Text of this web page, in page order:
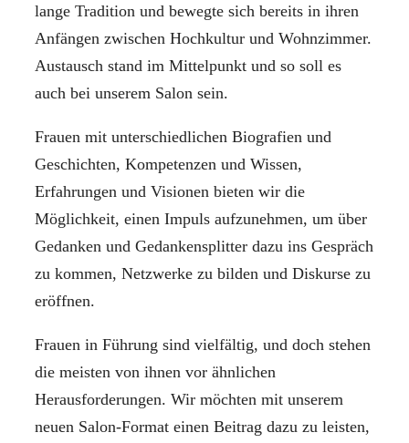
lange Tradition und bewegte sich bereits in ihren
Anfängen zwischen Hochkultur und Wohnzimmer.
Austausch stand im Mittelpunkt und so soll es
auch bei unserem Salon sein.
Frauen mit unterschiedlichen Biografien und
Geschichten, Kompetenzen und Wissen,
Erfahrungen und Visionen bieten wir die
Möglichkeit, einen Impuls aufzunehmen, um über
Gedanken und Gedankensplitter dazu ins Gespräch
zu kommen, Netzwerke zu bilden und Diskurse zu
eröffnen.
Frauen in Führung sind vielfältig, und doch stehen
die meisten von ihnen vor ähnlichen
Herausforderungen. Wir möchten mit unserem
neuen Salon-Format einen Beitrag dazu zu leisten,